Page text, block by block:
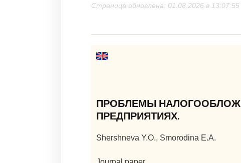
Страница обновлена: 01.08.2026 в 13:07:55
ПРОБЛЕМЫ
ПРЕДПРИЯТИЯХ.
Shershneva Y.O., Smorodina E.A.